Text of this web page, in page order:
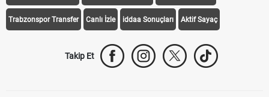
Trabzonspor Transfer Canlı İzle iddaa Sonuçları Aktif Sayaç
Takip Et